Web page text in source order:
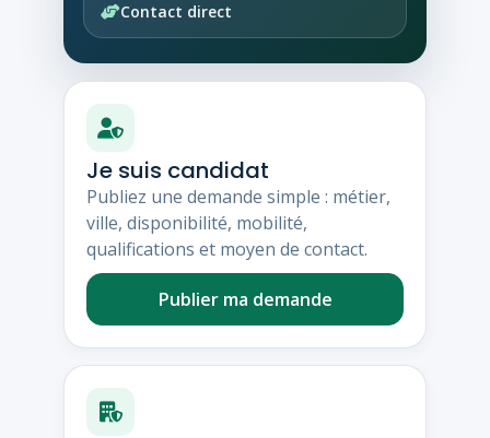
Contact direct
Je suis candidat
Publiez une demande simple : métier,
ville, disponibilité, mobilité,
qualifications et moyen de contact.
Publier ma demande